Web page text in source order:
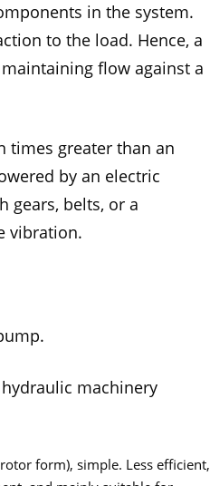
in the system.
to the load. Hence, a
flow against a
times greater than an
by an electric
gears, belts, or a
vibration.
machinery
form), simple. Less efficient,